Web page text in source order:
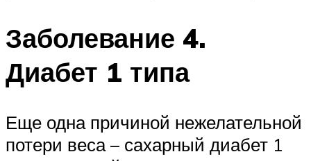
Заболевание 4.
Диабет 1 типа
Еще одна причиной нежелательной
потери веса – сахарный диабет 1